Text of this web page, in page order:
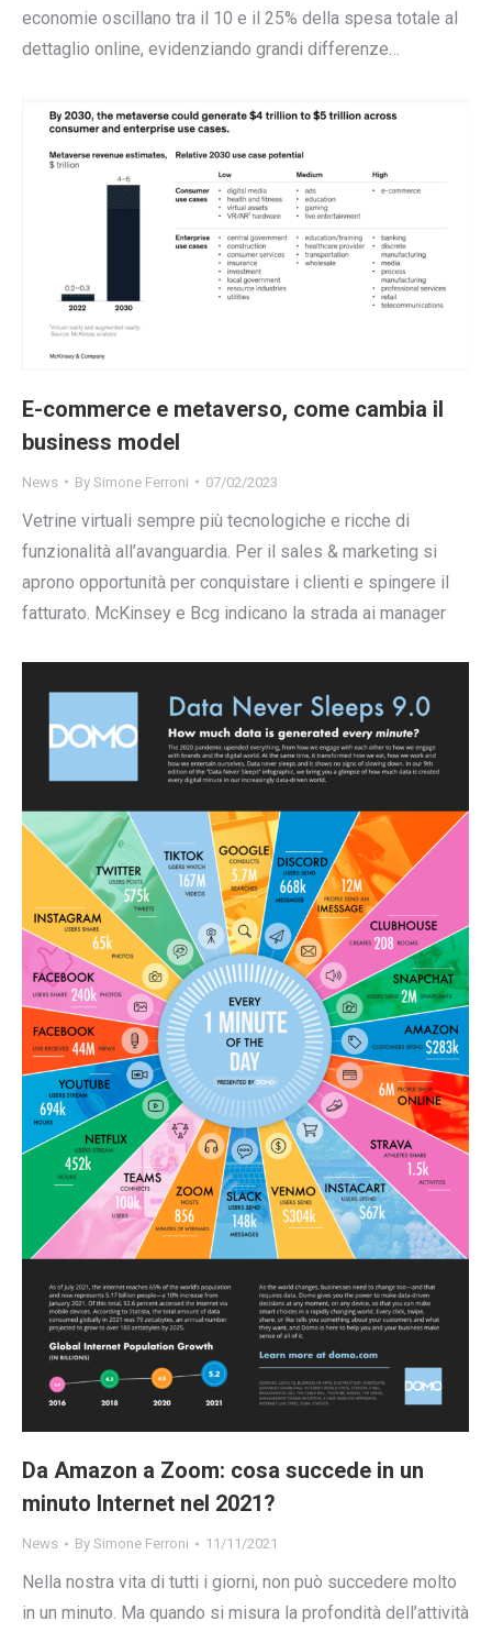
economie oscillano tra il 10 e il 25% della spesa totale al
dettaglio online, evidenziando grandi differenze…
E-commerce e metaverso, come cambia il
business model
News By Simone Ferroni 07/02/2023
Vetrine virtuali sempre più tecnologiche e ricche di
funzionalità all’avanguardia. Per il sales & marketing si
aprono opportunità per conquistare i clienti e spingere il
fatturato. McKinsey e Bcg indicano la strada ai manager
Da Amazon a Zoom: cosa succede in un
minuto Internet nel 2021?
News By Simone Ferroni 11/11/2021
Nella nostra vita di tutti i giorni, non può succedere molto
in un minuto. Ma quando si misura la profondità dell’attività